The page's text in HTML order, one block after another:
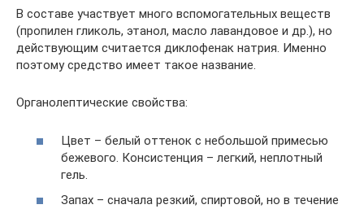
В составе участвует много вспомогательных веществ
(пропилен гликоль, этанол, масло лавандовое и др.), но
действующим считается диклофенак натрия. Именно
поэтому средство имеет такое название.
Органолептические свойства:
Цвет – белый оттенок с небольшой примесью
бежевого. Консистенция – легкий, неплотный
гель.
Запах – сначала резкий, спиртовой, но в течение